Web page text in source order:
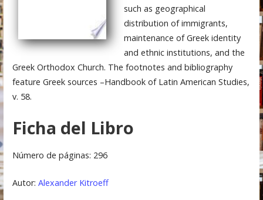
such as geographical
distribution of immigrants,
maintenance of Greek identity
and ethnic institutions, and the
Greek Orthodox Church. The footnotes and bibliography
feature Greek sources –Handbook of Latin American Studies,
v. 58.
Ficha del Libro
Número de páginas: 296
Autor: Alexander Kitroeff